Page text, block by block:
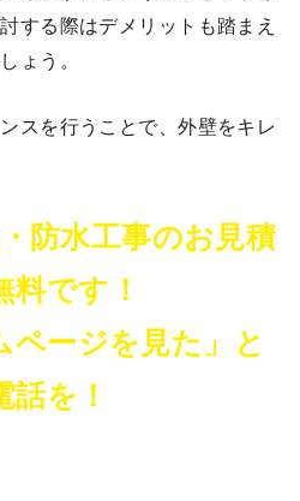
する際はデメリットも踏まえ
ょう。
スを行うことで、外壁をキレ
防水工事のお見積
料です！
ページを見た」と
話を！